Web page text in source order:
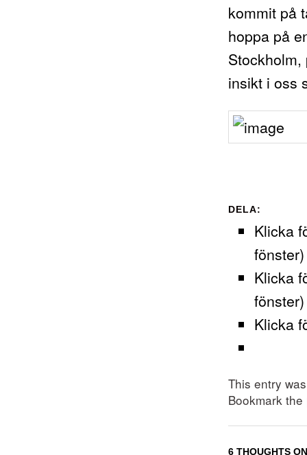
kommit på
hoppa på
insikt i oss
DELA:
Klicka
fönster)
Klicka
fönster)
Klicka
This entry
Bookmark the
6 THOUGHTS